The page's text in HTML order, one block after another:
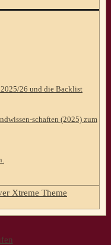
2025/26 und die Backlist
schaften (2025) zum
Xtreme Theme